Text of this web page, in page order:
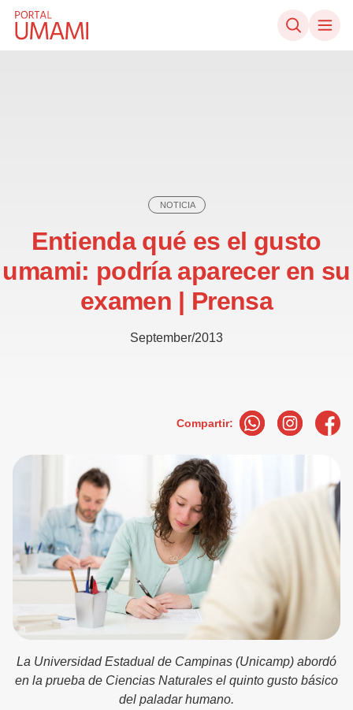
Ir directamente al contenido
NOTICIA
Entienda qué es el gusto
umami: podría aparecer en su
examen | Prensa
September/2013
Compartir:
La Universidad Estadual de Campinas (Unicamp) abordó
en la prueba de Ciencias Naturales el quinto gusto básico
del paladar humano.